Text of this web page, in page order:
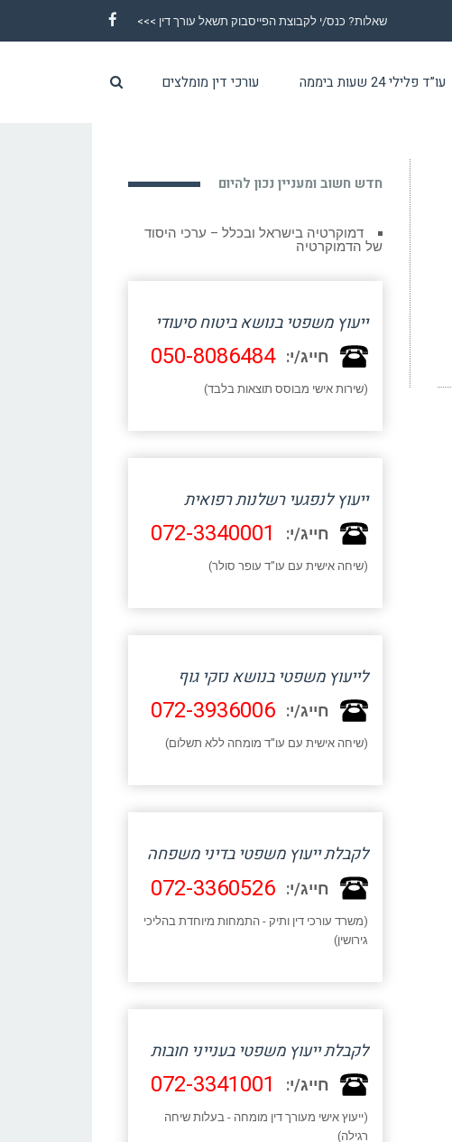
שאלות? כנס/י לקבוצת הפייסבוק תשאל עורך דין >>>
Facebook
עו”ד פלילי 24 שעות ביממה עורכי דין מומלצים
חדש חשוב ומעניין נכון להיום
דמוקרטיה בישראל ובכלל – ערכי היסוד
של הדמוקרטיה
ייעוץ משפטי בנושא ביטוח סיעודי
חייג/י: 050-8086484
(שירות אישי מבוסס תוצאות בלבד)
ייעוץ לנפגעי רשלנות רפואית
חייג/י: 072-3340001
(שיחה אישית עם עו"ד עופר סולר)
לייעוץ משפטי בנושא נזקי גוף
חייג/י: 072-3936006
(שיחה אישית עם עו"ד מומחה ללא תשלום)
לקבלת ייעוץ משפטי בדיני משפחה
חייג/י: 072-3360526
(משרד עורכי דין ותיק - התמחות מיוחדת בהליכי
גירושין)
לקבלת ייעוץ משפטי בענייני חובות
חייג/י: 072-3341001
(ייעוץ אישי מעורך דין מומחה - בעלות שיחה
רגילה)